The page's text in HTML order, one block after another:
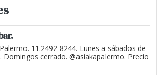
11.2492-8244. Lunes a sábados de
Domingos cerrado. @asiakapalermo. Precio